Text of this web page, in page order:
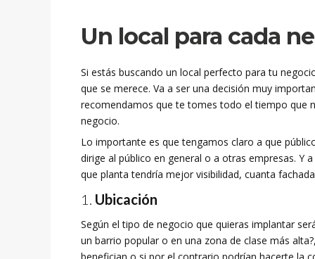
Un local para cada
Si estás buscando un local perfecto para tu
que se merece. Va a ser una decisión muy
recomendamos que te tomes todo el tiempo que
negocio.
Lo importante es que tengamos claro a que
dirige al público en general o a otras empresas. Y
que planta tendría mejor visibilidad, cuanta
Ubicación
Según el tipo de negocio que quieras implantar
un barrio popular o en una zona de clase más
benefician o si por el contrario podrían hacerte la